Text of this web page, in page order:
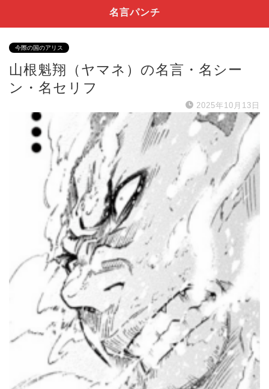
名言パンチ
今際の国のアリス
山根魁翔（ヤマネ）の名言・名シー
ン・名セリフ
2025年10月13日